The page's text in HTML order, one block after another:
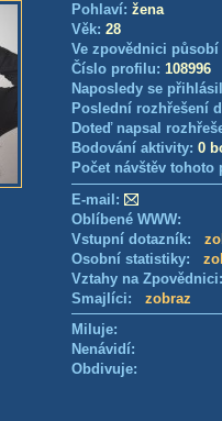
Pohlaví: žena
Věk: 28
Ve zpovědnici působí
Číslo profilu: 108996
Naposledy se
Poslední rozhřešení
Doteď napsal
Bodování aktivity: 0
Počet návštěv tohoto
E-mail:
Oblíbené WWW:
Vstupní dotazník:
Osobní statistiky:
Vztahy na
Smajlíci: zobraz
Miluje:
Nenávidí:
Obdivuje: